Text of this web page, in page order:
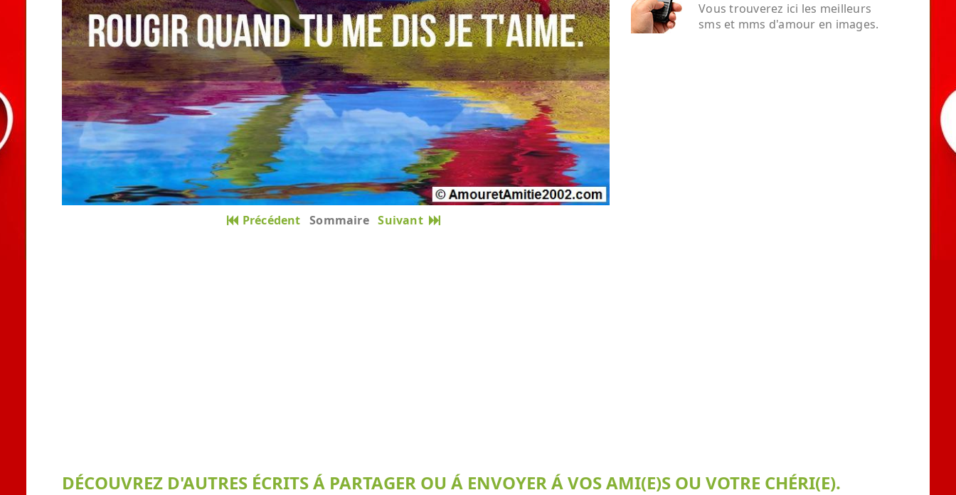
Précédent Sommaire Suivant
Vous trouverez ici les meilleurs
sms et mms d'amour en images.
DÉCOUVREZ D'AUTRES ÉCRITS Á PARTAGER OU Á ENVOYER Á VOS AMI(E)S OU VOTRE CHÉRI(E).